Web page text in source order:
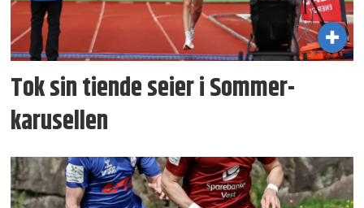
Tok sin tiende seier i Sommer­
karusellen